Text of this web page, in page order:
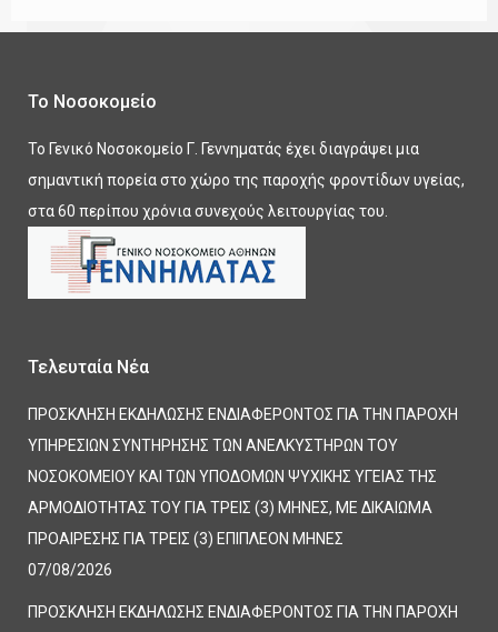
Το Νοσοκομείο
Το Γενικό Νοσοκομείο Γ. Γεννηματάς έχει διαγράψει μια
σημαντική πορεία στο χώρο της παροχής φροντίδων υγείας,
στα 60 περίπου χρόνια συνεχούς λειτουργίας του.
Τελευταία Νέα
ΠΡΟΣΚΛΗΣΗ ΕΚΔΗΛΩΣΗΣ ΕΝΔΙΑΦΕΡΟΝΤΟΣ ΓΙΑ ΤΗΝ ΠΑΡΟΧΗ
ΥΠΗΡΕΣΙΩΝ ΣΥΝΤΗΡΗΣΗΣ ΤΩΝ ΑΝΕΛΚΥΣΤΗΡΩΝ ΤΟΥ
ΝΟΣΟΚΟΜΕΙΟΥ ΚΑΙ ΤΩΝ ΥΠΟΔΟΜΩΝ ΨΥΧΙΚΗΣ ΥΓΕΙΑΣ ΤΗΣ
ΑΡΜΟΔΙΟΤΗΤΑΣ ΤΟΥ ΓΙΑ ΤΡΕΙΣ (3) ΜΗΝΕΣ, ΜΕ ΔΙΚΑΙΩΜΑ
ΠΡΟΑΙΡΕΣΗΣ ΓΙΑ ΤΡΕΙΣ (3) ΕΠΙΠΛΕΟΝ ΜΗΝΕΣ
07/08/2026
ΠΡΟΣΚΛΗΣΗ ΕΚΔΗΛΩΣΗΣ ΕΝΔΙΑΦΕΡΟΝΤΟΣ ΓΙΑ ΤΗΝ ΠΑΡΟΧΗ